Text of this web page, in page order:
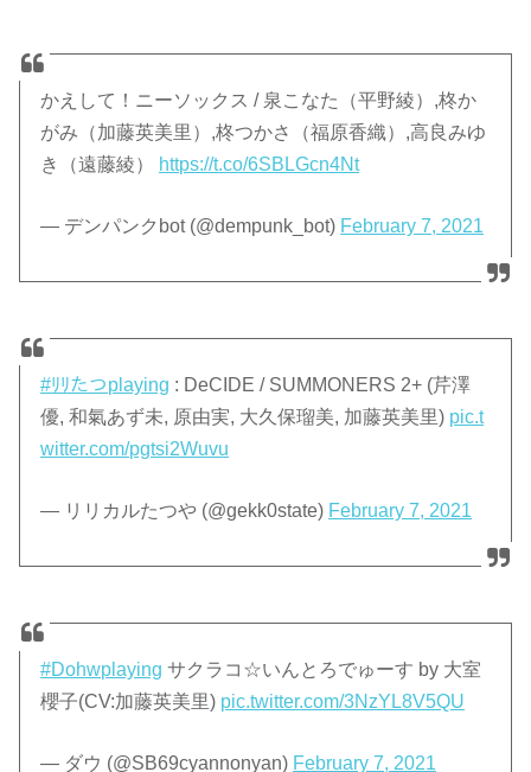
かえして！ニーソックス / 泉こなた（平野綾）,柊か
がみ（加藤英美里）,柊つかさ（福原香織）,高良みゆ
き（遠藤綾）
https://t.co/6SBLGcn4Nt
— デンパンクbot (@dempunk_bot) February 7, 2021
#ﾘﾘたつplaying : DeCIDE / SUMMONERS 2+ (芹澤
優, 和氣あず未, 原由実, 大久保瑠美, 加藤英美里) pic.t
witter.com/pgtsi2Wuvu
— リリカルたつや (@gekk0state) February 7, 2021
#Dohwplaying サクラコ☆いんとろでゅーす by 大室
櫻子(CV:加藤英美里) pic.twitter.com/3NzYL8V5QU
— ダウ (@SB69cyannonyan) February 7, 2021